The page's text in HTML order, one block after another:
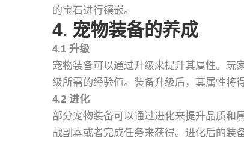
的宝石进行镶嵌。
4. 宠物装备的养成
4.1 升级
宠物装备可以通过升级来提升其属性。玩
级所需的经验值。装备升级后，其属性将
4.2 进化
部分宠物装备可以通过进化来提升品质和
战副本或者完成任务来获得。进化后的装